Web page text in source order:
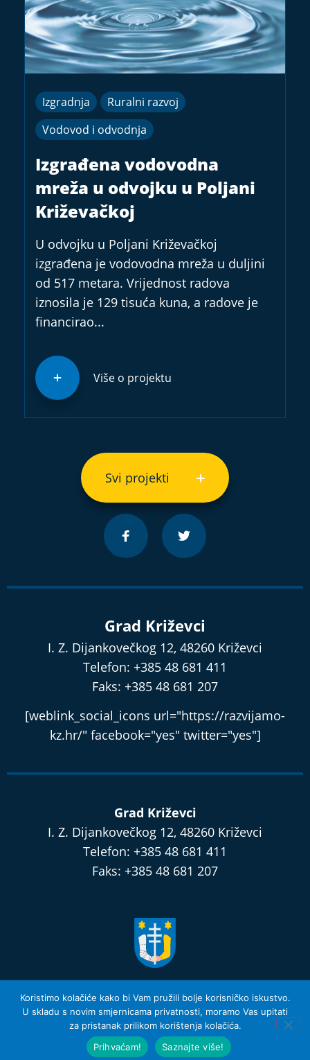
Izgradnja
Ruralni razvoj
Vodovod i odvodnja
Izgrađena vodovodna
mreža u odvojku u Poljani
Križevačkoj
U odvojku u Poljani Križevačkoj
izgrađena je vodovodna mreža u duljini
od 517 metara. Vrijednost radova
iznosila je 129 tisuća kuna, a radove je
financirao...
Više o projektu
Svi projekti
Grad Križevci
I. Z. Dijankovečkog 12, 48260 Križevci
Telefon: +385 48 681 411
Faks: +385 48 681 207
[weblink_social_icons url="https://razvijamo-
kz.hr/" facebook="yes" twitter="yes"]
Grad Križevci
I. Z. Dijankovečkog 12, 48260 Križevci
Telefon: +385 48 681 411
Faks: +385 48 681 207
razvijamo.krizevci.hr
Izjava o privatnosti i Uvjeti Korištenja
© 2026 Grad Križevci
Koristimo kolačiće kako bi Vam pružili bolje korisničko iskustvo.
U skladu s novim smjernicama privatnosti, moramo Vas upitati
za pristanak prilikom korištenja kolačića.
Prihvaćam!
Saznajte više!